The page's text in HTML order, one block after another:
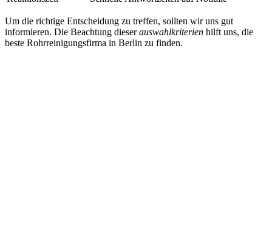
Um die richtige Entscheidung zu treffen, sollten wir uns gut
informieren. Die Beachtung dieserauswahlkriterien hilft uns, die
beste Rohrreinigungsfirma in Berlin zu finden.